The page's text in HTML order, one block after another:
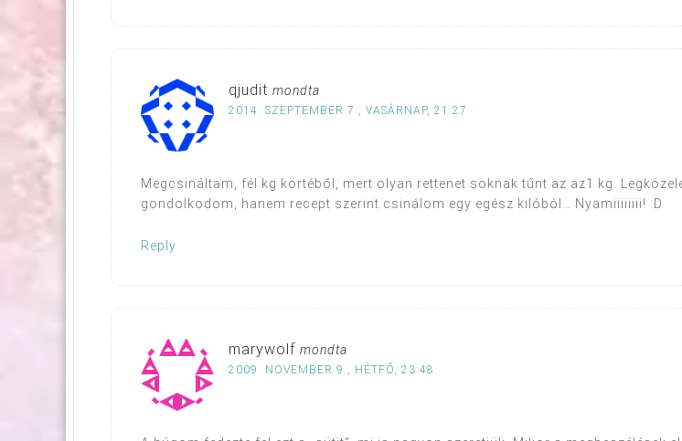
qjudit mondta
2014. SZEPTEMBER 7., VASÁRNAP, 21:27
Megcsináltam, fél kg körtéből, mert olyan rettenet soknak tűnt az az1 kg.
gondolkodom, hanem recept szerint csinálom egy egész kilóból… Nyamiiiiiiii! :D
Reply
marywolf mondta
2009. NOVEMBER 9., HÉTFŐ, 23:48